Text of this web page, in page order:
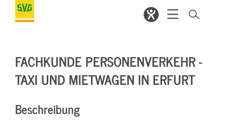
FACHKUNDE PERSONENVERKEHR -
TAXI UND MIETWAGEN IN ERFURT
Beschreibung